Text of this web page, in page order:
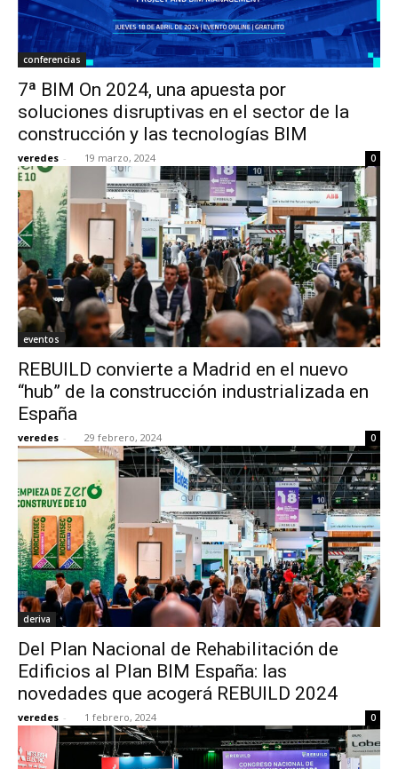
conferencias
7ª BIM On 2024, una apuesta por
soluciones disruptivas en el sector de la
construcción y las tecnologías BIM
veredes - 19 marzo, 2024 0
eventos
REBUILD convierte a Madrid en el nuevo
“hub” de la construcción industrializada en
España
veredes - 29 febrero, 2024 0
deriva
Del Plan Nacional de Rehabilitación de
Edificios al Plan BIM España: las
novedades que acogerá REBUILD 2024
veredes - 1 febrero, 2024 0